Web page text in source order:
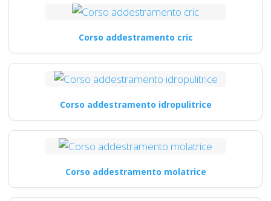
Corso addestramento cric
Corso addestramento idropulitrice
Corso addestramento molatrice